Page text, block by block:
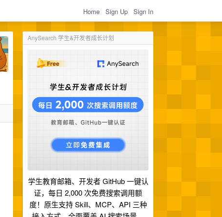
Home Sign Up Sign In
AnySearch 学生&开发者成长计划
学生教育邮箱、开发者 GitHub 一键认
证，每日 2,000 次免费搜索调用额
度！原生支持 Skill、MCP、API 三种